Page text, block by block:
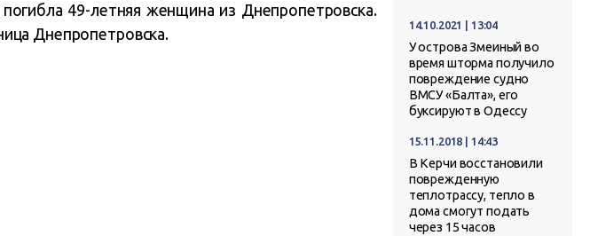
49-летняя женщина из Днепропетровска.
Днепропетровска.
14.10.2021 | 13:04
У острова Змеиный во
время шторма получило
повреждение судно
ВМСУ «Балта», его
буксируют в Одессу
15.11.2018 | 14:43
В Керчи восстановили
поврежденную
теплотрассу, тепло в
дома смогут подать
через 15 часов